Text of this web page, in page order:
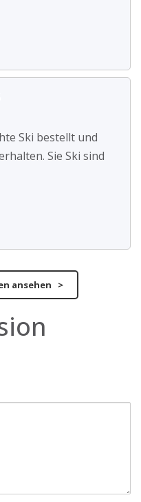
Ski bestellt und
Sie Ski sind
ansehen >